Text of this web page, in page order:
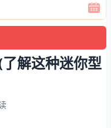
解这种迷你型